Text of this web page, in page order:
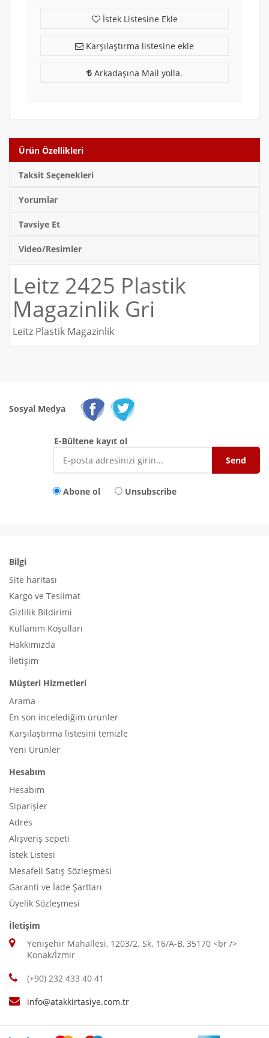
İstek Listesine Ekle
Karşılaştırma listesine ekle
Arkadaşına Mail yolla.
Ürün Özellikleri
Taksit Seçenekleri
Yorumlar
Tavsiye Et
Video/Resimler
Leitz 2425 Plastik
Magazinlik Gri
Leitz Plastik Magazinlik
Sosyal Medya
E-Bültene kayıt ol
Abone ol Unsubscribe
Bilgi
Site haritası
Kargo ve Teslimat
Gizlilik Bildirimi
Kullanım Koşulları
Hakkımızda
İletişim
Müşteri Hizmetleri
Arama
En son incelediğim ürünler
Karşılaştırma listesini temizle
Yeni Ürünler
Hesabım
Hesabım
Siparişler
Adres
Alışveriş sepeti
İstek Listesi
Mesafeli Satış Sözleşmesi
Garanti ve İade Şartları
Üyelik Sözleşmesi
İletişim
Yenişehir Mahallesi, 1203/2. Sk. 16/A-B, 35170 <br />
Konak/İzmir
(+90) 232 433 40 41
info@atakkirtasiye.com.tr